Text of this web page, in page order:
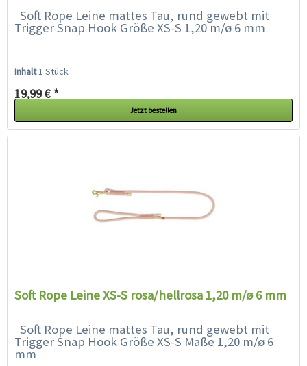
Soft Rope Leine mattes Tau, rund gewebt mit
Trigger Snap Hook Größe XS-S 1,20 m/ø 6 mm
Inhalt1 Stück
19,99 € *
Jetzt bestellen
Soft Rope Leine XS-S rosa/hellrosa 1,20 m/ø 6 mm
Soft Rope Leine mattes Tau, rund gewebt mit
Trigger Snap Hook Größe XS-S Maße 1,20 m/ø 6
mm